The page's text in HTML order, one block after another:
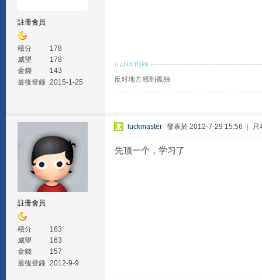
註冊會員
積分
178
威望
178
金錢
143
最後登錄 2015-1-25 反对地方感到孤独
註冊會員
積分
163
威望
163
金錢
157
最後登錄 2012-9-9
luckmaster 發表於 2012-7-29 15:56 只
先顶一个，学习了